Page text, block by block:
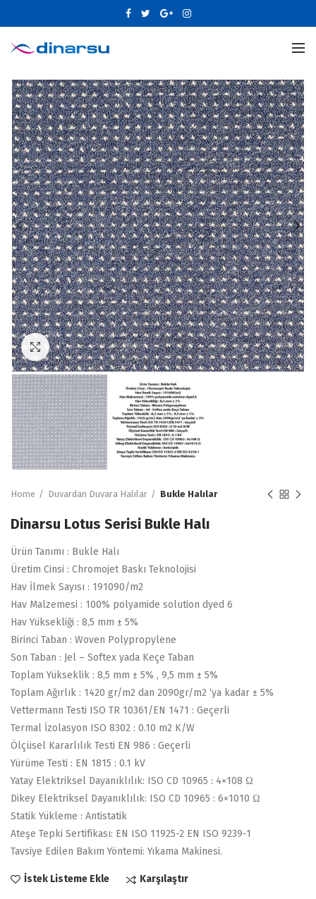
Büyütmek için tıklayın
Home Duvardan Duvara Halılar Bukle Halılar
Dinarsu Lotus Serisi Bukle Halı
Ürün Tanımı : Bukle Halı
Üretim Cinsi : Chromojet Baskı Teknolojisi
Hav İlmek Sayısı : 191090/m2
Hav Malzemesi : 100% polyamide solution dyed 6
Hav Yüksekliği : 8,5 mm ± 5%
Birinci Taban : Woven Polypropylene
Son Taban : Jel – Softex yada Keçe Taban
Toplam Yükseklik : 8,5 mm ± 5% , 9,5 mm ± 5%
Toplam Ağırlık : 1420 gr/m2 dan 2090gr/m2 ‘ya kadar ± 5%
Vettermann Testi ISO TR 10361/EN 1471 : Geçerli
Termal İzolasyon ISO 8302 : 0.10 m2 K/W
Ölçüsel Kararlılık Testi EN 986 : Geçerli
Yürüme Testi : EN 1815 : 0.1 kV
Yatay Elektriksel Dayanıklılık: ISO CD 10965 : 4×108 Ω
Dikey Elektriksel Dayanıklılık: ISO CD 10965 : 6×1010 Ω
Statik Yükleme : Antistatik
Ateşe Tepki Sertifikası: EN ISO 11925-2 EN ISO 9239-1
Tavsiye Edilen Bakım Yöntemi: Yıkama Makinesi.
İstek Listeme Ekle Karşılaştır